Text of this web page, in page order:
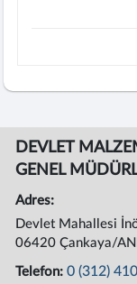
DEVLET
GENEL
Adres:
Devlet Mahallesi
06420 Çankaya/
Telefon:0 (312)